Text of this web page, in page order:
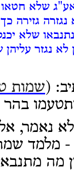
ואע"ג שלא
גזירה
שלא
לא נגזר
(שמות
נאמר,
מלמד
מה